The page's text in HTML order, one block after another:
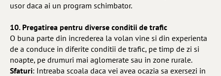
usor daca ai un program schimbator.
10. Pregatirea pentru diverse conditii de trafic
O buna parte din increderea la volan vine si din experienta
de a conduce in diferite conditii de trafic, pe timp de zi si
noapte, pe drumuri mai aglomerate sau in zone rurale.
Sfaturi: Intreaba scoala daca vei avea ocazia sa exersezi in